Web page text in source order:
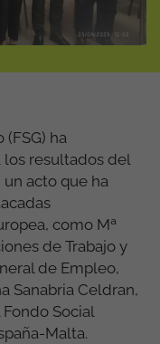
ha
los resultados del
acto que ha
como Mª
de Trabajo y
de Empleo,
Sanabria Celdran,
Social
Malta.